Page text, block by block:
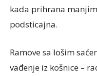
kada prihrana
podsticajna.
Ramove sa lošim
vađenje iz košnice –